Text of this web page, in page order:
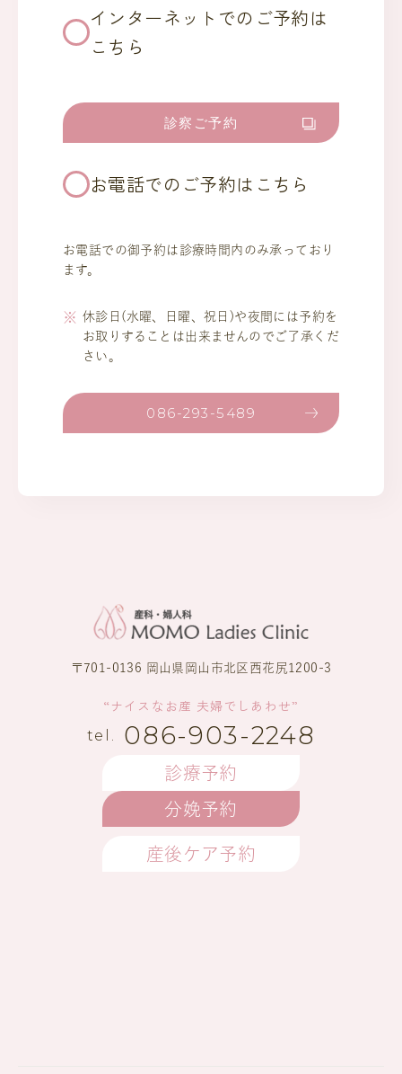
インターネットでのご予約は
こちら
診察ご予約
お電話でのご予約はこちら
お電話での御予約は診療時間内のみ承っており
ます。
休診日(水曜、日曜、祝日)や夜間には予約を
お取りすることは出来ませんのでご了承くだ
さい。
086-293-5489
〒701-0136 岡山県岡山市北区西花尻1200-3
“ナイスなお産 夫婦でしあわせ”
086-903-2248
診療予約
分娩予約
産後ケア予約